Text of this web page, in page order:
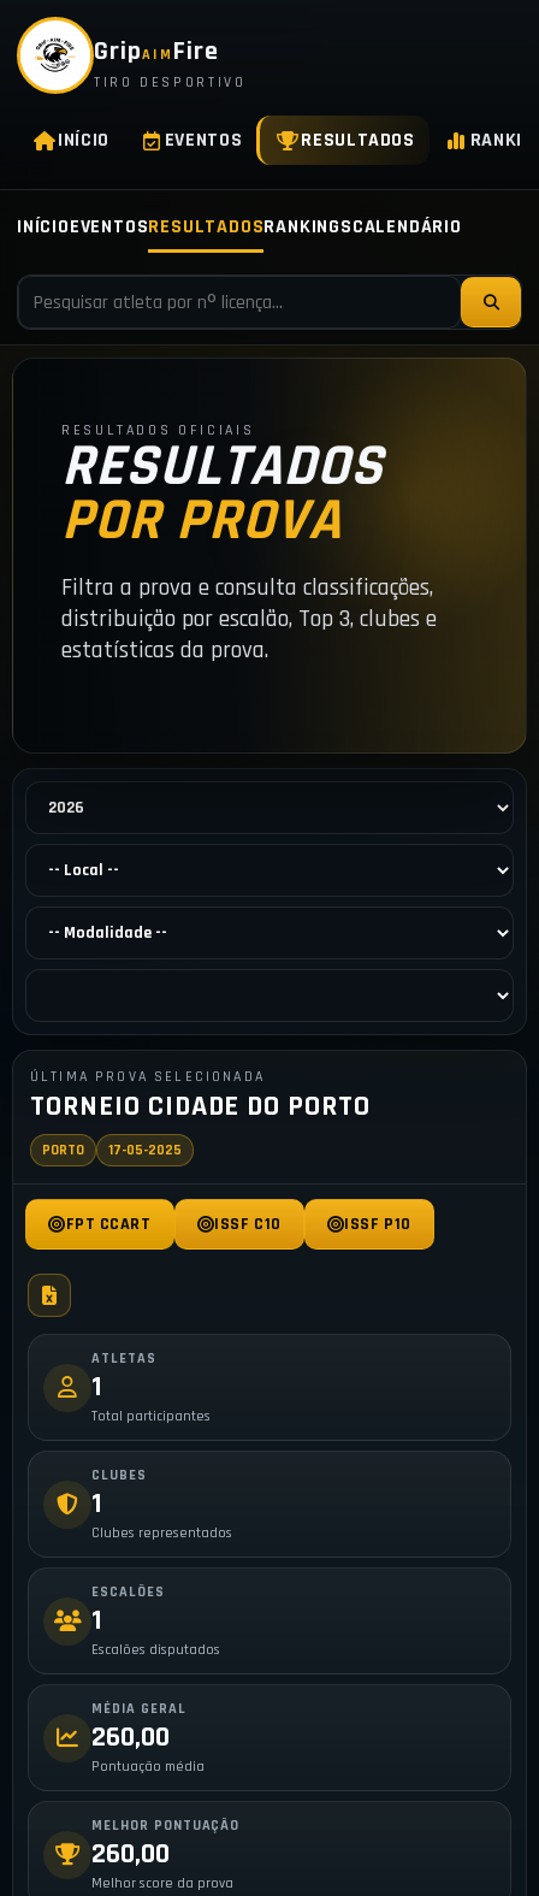
GripAIM Fire
TIRO DESPORTIVO
INÍCIO EVENTOS RESULTADOS
INÍCIOEVENTOSRESULTADOSRANKINGSCALENDÁRIO
RESULTADOS OFICIAIS
RESULTADOS
POR PROVA
Filtra a prova e consulta classificações,
distribuição por escalão, Top 3, clubes e
estatísticas da prova.
ÚLTIMA PROVA SELECIONADA
TORNEIO CIDADE DO PORTO
PORTO 17-05-2025
FPT CCART ISSF C10 ISSF P10
ATLETAS
1
Total participantes
CLUBES
1
Clubes representados
ESCALÕES
1
Escalões disputados
MÉDIA GERAL
260,00
Pontuação média
MELHOR PONTUAÇÃO
260,00
Melhor score da prova